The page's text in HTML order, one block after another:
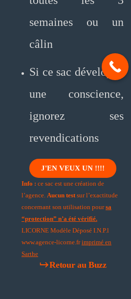
semaines ou un
câlin
Si ce sac développe
une conscience,
ignorez ses
revendications
J'EN VEUX UN !!!!
Info : ce sac est une création de
l’agence. Aucun test sur l’exactitude
concernant son utilisation poursa
“protection” n’a été vérifié.
LICORNE Modèle Déposé I.N.P.l
www.agence-licorne.frimprimé en
Sarthe
Retour au Buzz